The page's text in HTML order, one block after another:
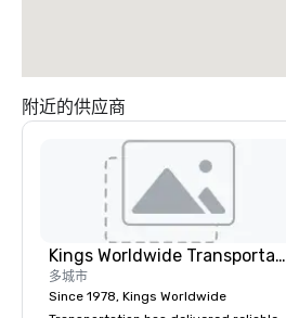
附近的供应商
Kings Worldwide Transportation
多城市
Since 1978, Kings Worldwide